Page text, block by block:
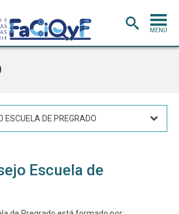
MENÚ
Y VINCULACIÓN
ESCUELA DE PREGRADO
Escuela de